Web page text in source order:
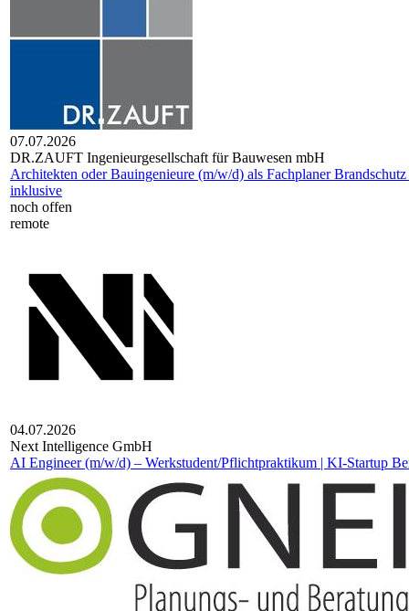
07.07.2026
DR.ZAUFT Ingenieurgesellschaft für Bauwesen mbH
Architekten oder Bauingenieure (m/w/d) als Fachplaner
inklusive
noch offen
remote
04.07.2026
Next Intelligence GmbH
AI Engineer (m/w/d) – Werkstudent/Pflichtpraktikum | KI-Startup